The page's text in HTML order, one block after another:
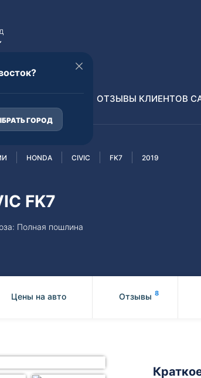
ГОРОД
ОТЗЫВЫ КЛИЕНТОВ
HONDA CIVIC FK7 2019
FK7
Полная пошлина
Цены на авто Отзывы 8